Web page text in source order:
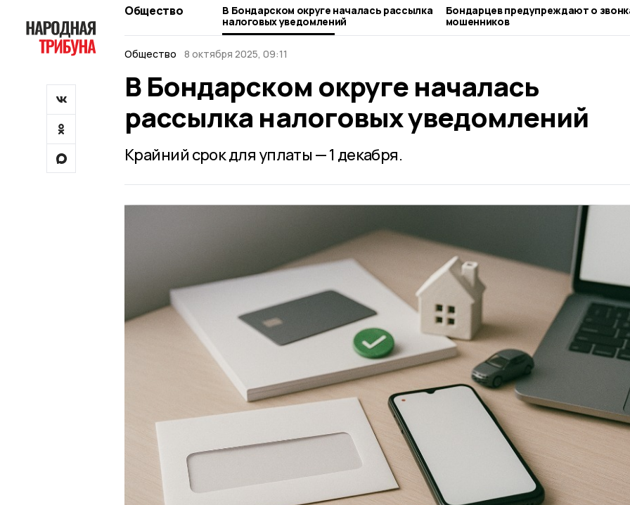
Общество
В Бондарском округе началась рассылка
налоговых уведомлений
Бондарцев предупреждают о звонках
мошенников
Общество
8 октября 2025, 09:11
В Бондарском округе началась
рассылка налоговых уведомлений
Крайний срок для уплаты — 1 декабря.